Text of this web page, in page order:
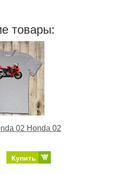
товары:
02 Honda 02
Купить